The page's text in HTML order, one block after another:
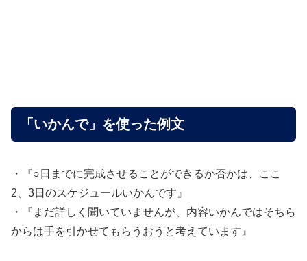
「いかんで」を使った例文
・『○日までに完成させることができるか否かは、ここ
2、3日のスケジュールいかんです』
・『まだ詳しく聞いていませんが、内容いかんではそちら
からは手を引かせてもらうおうと考えています』